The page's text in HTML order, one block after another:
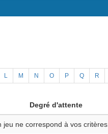
L M N O P Q R
Degré d'attente
jeu ne correspond à vos critères.